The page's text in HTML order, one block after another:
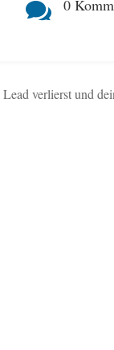
 0
verlierst und